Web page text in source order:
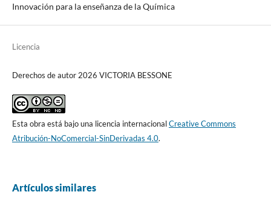
Innovación para la enseñanza de la Química
Licencia
Derechos de autor 2026 VICTORIA BESSONE
Esta obra está bajo una licencia internacionalCreative Commons
Atribución-NoComercial-SinDerivadas 4.0.
Artículos similares